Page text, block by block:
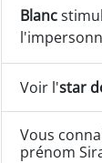
Blanc
Voir l'star
Vous
prénom